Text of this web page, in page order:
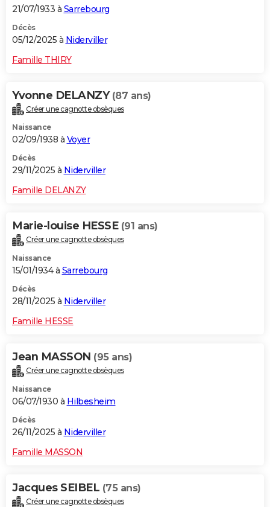
21/07/1933 à Sarrebourg
Décès
05/12/2025 à Niderviller
Famille THIRY
Yvonne DELANZY (87 ans)
Créer une cagnotte obsèques
Naissance
02/09/1938 à Voyer
Décès
29/11/2025 à Niderviller
Famille DELANZY
Marie-louise HESSE (91 ans)
Créer une cagnotte obsèques
Naissance
15/01/1934 à Sarrebourg
Décès
28/11/2025 à Niderviller
Famille HESSE
Jean MASSON (95 ans)
Créer une cagnotte obsèques
Naissance
06/07/1930 à Hilbesheim
Décès
26/11/2025 à Niderviller
Famille MASSON
Jacques SEIBEL (75 ans)
Créer une cagnotte obsèques